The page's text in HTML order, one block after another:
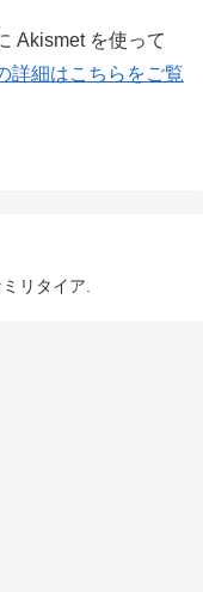
Akismet を使って
詳細はこちらをご覧
リタイア.